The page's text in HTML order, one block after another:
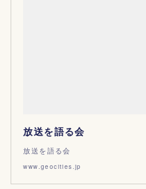
放送を語る会
放送を語る会
www.geocities.jp